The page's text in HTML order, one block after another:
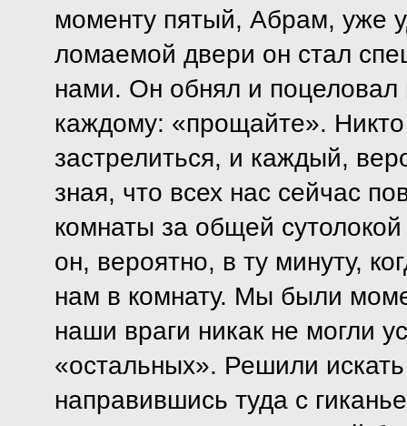
моменту пятый, Абрам, уже
ломаемой двери он стал
нами. Он обнял и поцеловал
каждому: «прощайте».
застрелиться, и каждый,
зная, что всех нас сейчас
комнаты за общей
он, вероятно, в ту минуту,
нам в комнату. Мы были
наши враги никак не могли
«остальных». Решили
направившись туда с